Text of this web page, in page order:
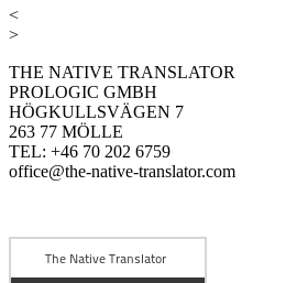
<
>
THE NATIVE TRANSLATOR
PROLOGIC GMBH
HÖGKULLSVÄGEN 7
263 77 MÖLLE
TEL: +46 70 202 6759
office@the-native-translator.com